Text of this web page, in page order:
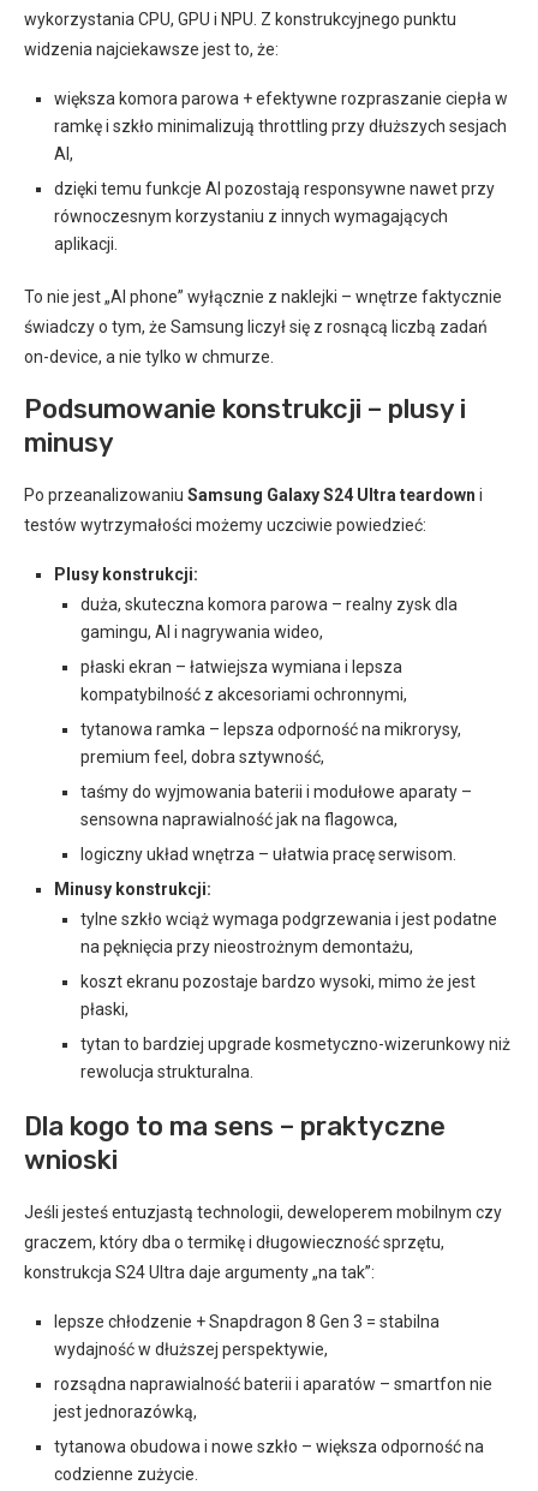
wykorzystania CPU, GPU i NPU. Z konstrukcyjnego punktu
widzenia najciekawsze jest to, że:
większa komora parowa + efektywne rozpraszanie ciepła w
ramkę i szkło minimalizują throttling przy dłuższych sesjach
AI,
dzięki temu funkcje AI pozostają responsywne nawet przy
równoczesnym korzystaniu z innych wymagających
aplikacji.
To nie jest „AI phone” wyłącznie z naklejki – wnętrze faktycznie
świadczy o tym, że Samsung liczył się z rosnącą liczbą zadań
on-device, a nie tylko w chmurze.
Podsumowanie konstrukcji – plusy i
minusy
Po przeanalizowaniu Samsung Galaxy S24 Ultra teardown i
testów wytrzymałości możemy uczciwie powiedzieć:
Plusy konstrukcji:
duża, skuteczna komora parowa – realny zysk dla
gamingu, AI i nagrywania wideo,
płaski ekran – łatwiejsza wymiana i lepsza
kompatybilność z akcesoriami ochronnymi,
tytanowa ramka – lepsza odporność na mikrorysy,
premium feel, dobra sztywność,
taśmy do wyjmowania baterii i modułowe aparaty –
sensowna naprawialność jak na flagowca,
logiczny układ wnętrza – ułatwia pracę serwisom.
Minusy konstrukcji:
tylne szkło wciąż wymaga podgrzewania i jest podatne
na pęknięcia przy nieostrożnym demontażu,
koszt ekranu pozostaje bardzo wysoki, mimo że jest
płaski,
tytan to bardziej upgrade kosmetyczno-wizerunkowy niż
rewolucja strukturalna.
Dla kogo to ma sens – praktyczne
wnioski
Jeśli jesteś entuzjastą technologii, deweloperem mobilnym czy
graczem, który dba o termikę i długowieczność sprzętu,
konstrukcja S24 Ultra daje argumenty „na tak”:
lepsze chłodzenie + Snapdragon 8 Gen 3 = stabilna
wydajność w dłuższej perspektywie,
rozsądna naprawialność baterii i aparatów – smartfon nie
jest jednorazówką,
tytanowa obudowa i nowe szkło – większa odporność na
codzienne zużycie.